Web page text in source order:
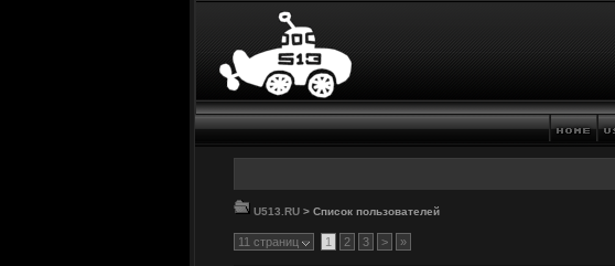
U513.RU > Список пользователей
11 страниц 1 2 3 > »